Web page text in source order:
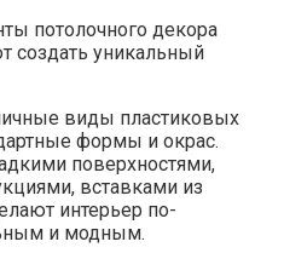
потолочного декора
создать уникальный
виды пластиковых
формы и окрас.
поверхностями,
вставками из
интерьер по-
и модным.